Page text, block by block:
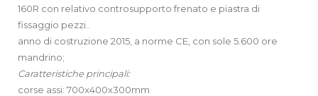
160R con relativo controsupporto frenato e piastra di
fissaggio pezzi..
anno di costruzione 2015, a norme CE, con sole 5.600 ore
mandrino;
Caratteristiche principali:
corse assi: 700x400x300mm